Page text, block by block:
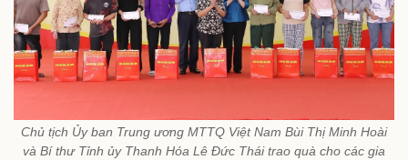
Chủ tịch Ủy ban Trung ương MTTQ Việt Nam Bùi Thị Minh Hoài
và Bí thư Tỉnh ủy Thanh Hóa Lê Đức Thái trao quà cho các gia